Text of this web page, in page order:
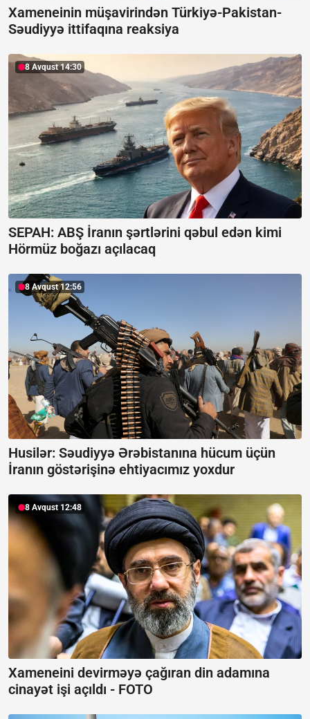
Xameneinin müşavirindən Türkiyə-Pakistan-
Səudiyyə ittifaqına reaksiya
8 Avqust 14:30
SEPAH: ABŞ İranın şərtlərini qəbul edən kimi
Hörmüz boğazı açılacaq
8 Avqust 12:56
Husilər: Səudiyyə Ərəbistanına hücum üçün
İranın göstərişinə ehtiyacımız yoxdur
8 Avqust 12:48
Xameneini devirməyə çağıran din adamına
cinayət işi açıldı - FOTO